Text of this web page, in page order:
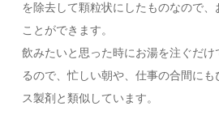
を除去して顆粒状にしたものなので
ことができます。
飲みたいと思った時にお湯を注ぐだけ
るので、忙しい朝や、仕事の合間に
ス製剤と類似しています。